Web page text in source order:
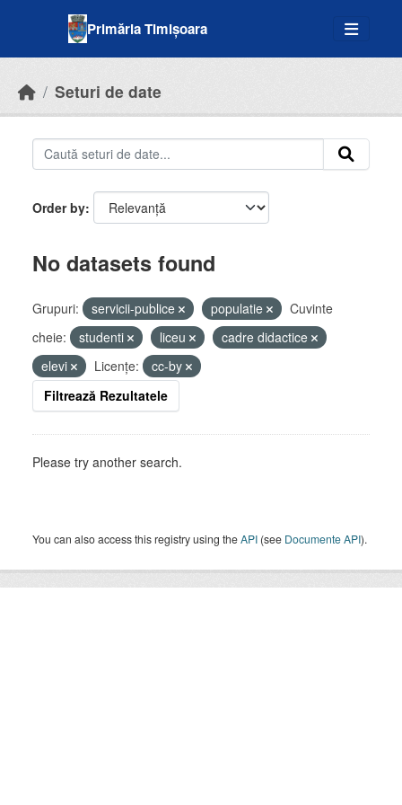
Primăria Timișoara
Seturi de date
Order by
No datasets found
Grupuri: servicii-publice populatie
Cuvinte
cheie:
studenti liceu
cadre didactice
elevi
Licenţe:
cc-by
Filtrează Rezultatele
Please try another search.
You can also access this registry using theAPI (see Documente API).